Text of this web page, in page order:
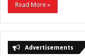
Read More »
Advertisements